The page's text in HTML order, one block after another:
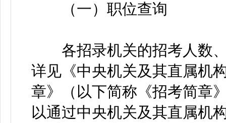
（一）职位查询
各招录机关的招考人数、
详见《中央机关及其直属机
章》（以下简称《招考简章
以通过中央机关及其直属机